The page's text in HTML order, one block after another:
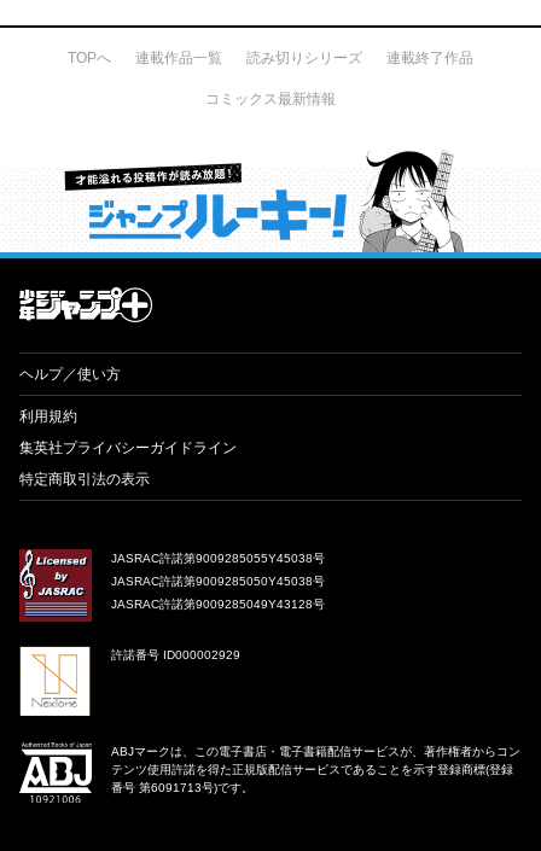
TOPへ 連載作品一覧 読み切りシリーズ 連載終了作品
コミックス最新情報
才能溢れる投稿作が読み放題！ ジャンプルーキー！
ヘルプ／使い方
利用規約
集英社プライバシーガイドライン
特定商取引法の表示
JASRAC許諾第9009285055Y45038号
JASRAC許諾第9009285050Y45038号
JASRAC許諾第9009285049Y43128号
許諾番号 ID000002929
ABJマークは、この電子書店・電子書籍配信サービスが、著作権者からコン
テンツ使用許諾を得た正規版配信サービスであることを示す登録商標(登録
番号 第6091713号)です。